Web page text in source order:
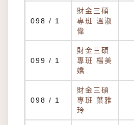
098 / 1
財金三碩
專班 溫淑
偉
099 / 1
財金三碩
專班 楊美
嬌
098 / 1
財金三碩
專班 葉雅
玲